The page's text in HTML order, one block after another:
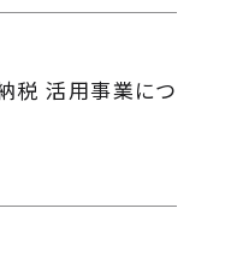
税 活用事業につ